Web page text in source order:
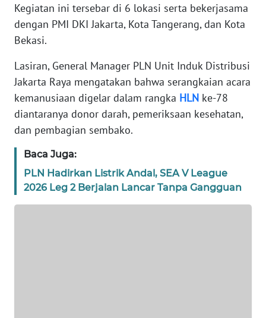
Kegiatan ini tersebar di 6 lokasi serta bekerjasama
dengan PMI DKI Jakarta, Kota Tangerang, dan Kota
Bekasi.
Lasiran, General Manager PLN Unit Induk Distribusi
Jakarta Raya mengatakan bahwa serangkaian acara
kemanusiaan digelar dalam rangka HLN ke-78
diantaranya donor darah, pemeriksaan kesehatan,
dan pembagian sembako.
Baca Juga:
PLN Hadirkan Listrik Andal, SEA V League
2026 Leg 2 Berjalan Lancar Tanpa Gangguan
DISCLAIMER
Wahana
Regional
SUMUT
WN
JAKARTA
WN
JABAR